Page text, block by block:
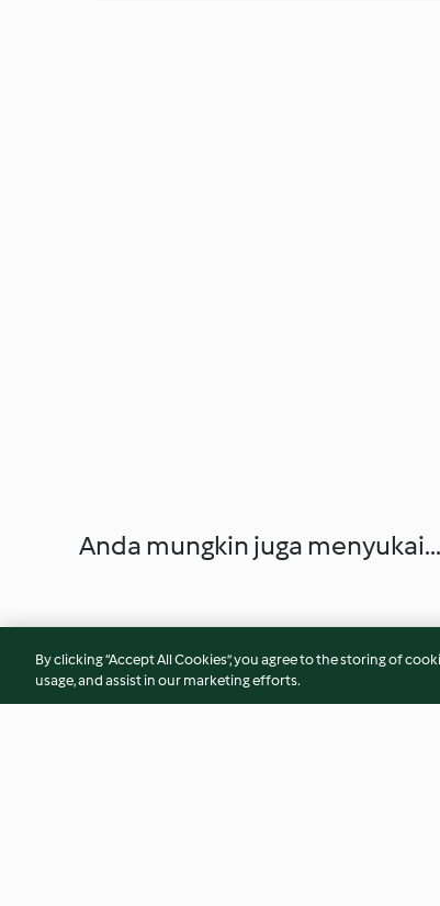
Anda mungkin juga menyukai...
By clicking “Accept All Cookies”, you agree to the storing of
usage, and assist in our marketing efforts.